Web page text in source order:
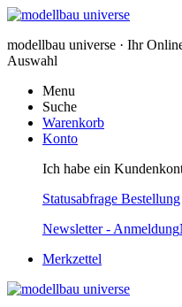
modellbau universe · Ihr
Auswahl
Menu
Suche
Warenkorb
Konto
Ich habe ein
Statusabfrage Bestellung
Newsletter - Anmeldung
Merkzettel